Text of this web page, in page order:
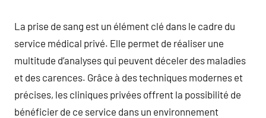
La prise de sang est un élément clé dans le cadre du
service médical privé. Elle permet de réaliser une
multitude d’analyses qui peuvent déceler des maladies
et des carences. Grâce à des techniques modernes et
précises, les cliniques privées offrent la possibilité de
bénéficier de ce service dans un environnement